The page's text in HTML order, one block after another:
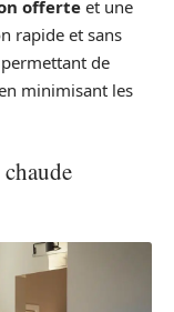
offerte et une
rapide et sans
de
minimisant les